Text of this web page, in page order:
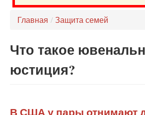
Главная / Защита семей
Что такое
юстиция?
В США у пары отнимают